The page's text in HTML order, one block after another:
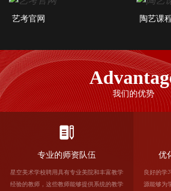
艺考官网 陶艺课
我们的优势
专业的师资队伍
星空美术学校聘用具有专业美院和丰富教学
经验的教师，这些教师能够提供系统的教学
优
良好的学
源能够为